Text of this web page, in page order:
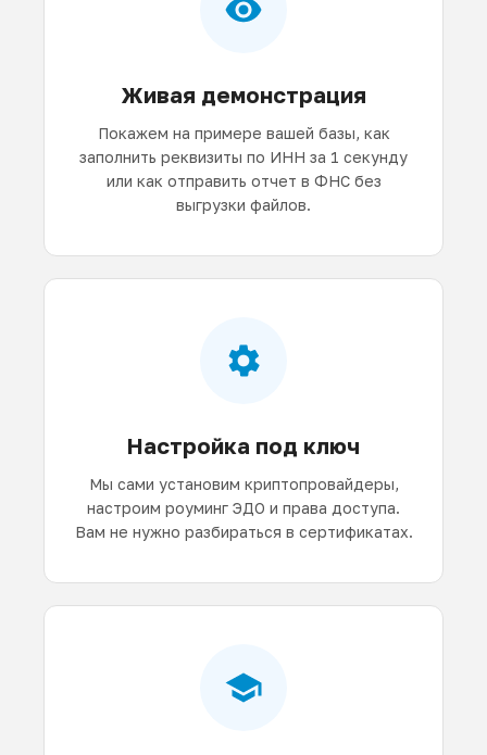
Живая демонстрация
Покажем на примере вашей базы, как
заполнить реквизиты по ИНН за 1 секунду
или как отправить отчет в ФНС без
выгрузки файлов.
Настройка под ключ
Мы сами установим криптопровайдеры,
настроим роуминг ЭДО и права доступа.
Вам не нужно разбираться в сертификатах.